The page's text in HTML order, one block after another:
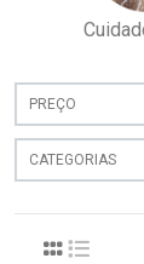
PREÇO
CATEGORIAS